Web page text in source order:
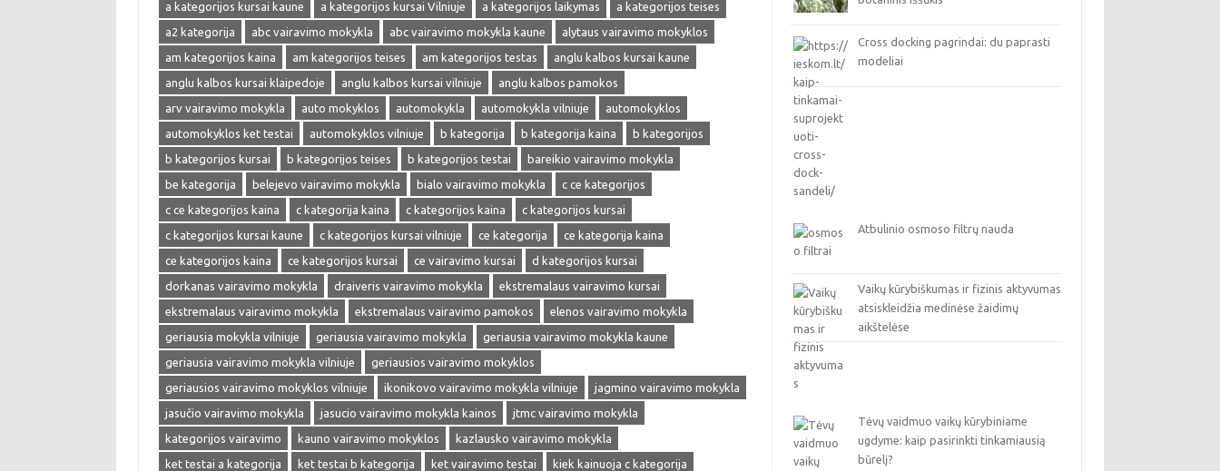
a kategorijos kursai kaune
a kategorijos kursai Vilniuje a kategorijos laikymas
a kategorijos teises
a2 kategorija
abc vairavimo mokykla abc vairavimo mokykla kaune
alytaus vairavimo mokyklos
am kategorijos kaina
am kategorijos teises am kategorijos testas
anglu kalbos kursai kaune
anglu kalbos kursai klaipedoje
anglu kalbos kursai vilniuje
anglu kalbos pamokos
arv vairavimo mokykla
auto mokyklos automokykla automokykla vilniuje
automokyklos
automokyklos ket testai
automokyklos vilniuje b kategorija b kategorija kaina
b kategorijos
b kategorijos kursai
b kategorijos teises b kategorijos testai
bareikio vairavimo mokykla
be kategorija
belejevo vairavimo mokykla bialo vairavimo mokykla
c ce kategorijos
c ce kategorijos kaina
c kategorija kaina c kategorijos kaina
c kategorijos kursai
c kategorijos kursai kaune
c kategorijos kursai vilniuje ce kategorija
ce kategorija kaina
ce kategorijos kaina
ce kategorijos kursai ce vairavimo kursai
d kategorijos kursai
dorkanas vairavimo mokykla
draiveris vairavimo mokykla
ekstremalaus vairavimo kursai
ekstremalaus vairavimo mokykla
ekstremalaus vairavimo pamokos
elenos vairavimo mokykla
geriausia mokykla vilniuje
geriausia vairavimo mokykla
geriausia vairavimo mokykla kaune
geriausia vairavimo mokykla vilniuje
geriausios vairavimo mokyklos
geriausios vairavimo mokyklos vilniuje
ikonikovo vairavimo mokykla vilniuje
jagmino vairavimo mokykla
jasučio vairavimo mokykla
jasucio vairavimo mokykla kainos
jtmc vairavimo mokykla
kategorijos vairavimo
kauno vairavimo mokyklos
kazlausko vairavimo mokykla
ket testai a kategorija
ket testai b kategorija ket vairavimo testai
kiek kainuoja c kategorija
Cross docking pagrindai: du paprasti
modeliai
Atbulinio osmoso filtrų nauda
Vaikų kūrybiškumas ir fizinis aktyvumas
atsiskleidžia medinėse žaidimų
aikštelėse
Tėvų vaidmuo vaikų kūrybiniame
ugdyme: kaip pasirinkti tinkamiausią
būrelį?